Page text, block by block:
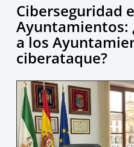
Ciberseguridad
Ayuntamientos:
a los
ciberataque?